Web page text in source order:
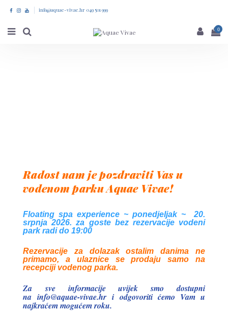
info@aquae-vivae.hr 049 501 999
0
Radost nam je pozdraviti Vas u
vodenom parku Aquae Vivae!
Floating spa experience ~ ponedjeljak ~ 20.
srpnja 2026. za goste bez rezervacije vodeni
park radi do 19:00
Rezervacije za dolazak ostalim danima ne
primamo, a ulaznice se prodaju samo na
recepciji vodenog parka.
Za sve informacije uvijek smo dostupni
nainfo@aquae-vivae.hr i odgovoriti ćemo Vam u
najkraćem mogućem roku.